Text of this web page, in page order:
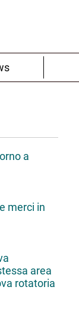
a
merci in
area
rotatoria